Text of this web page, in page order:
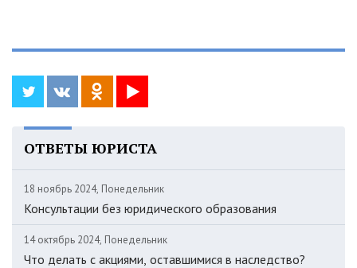
ОТВЕТЫ ЮРИСТА
18 ноябрь 2024, Понедельник
Консультации без юридического образования
14 октябрь 2024, Понедельник
Что делать с акциями, оставшимися в наследство?